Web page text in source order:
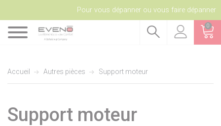
Pour vous dépanner ou vous faire dépanner
0
Accueil Autres pièces Support moteur
Support moteur